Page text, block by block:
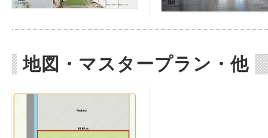
地図・マスタープラン・他